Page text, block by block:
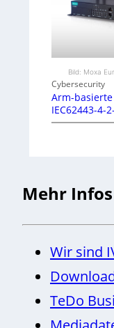
Bild: Moxa
Cybersecurity
Arm-
IEC62443-4-
Mehr Infos
Wir sind
TeDo